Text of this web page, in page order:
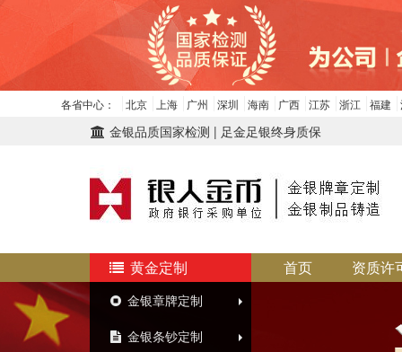
各省中心： 北京 上海 广州 深圳 海南 广西 江苏 浙江 福建
金银品质国家检测 | 足金足银终身质保
黄金定制
金银章牌定制
金银条钞定制
首页 资质许